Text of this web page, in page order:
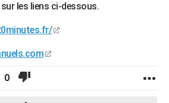
les liens ci-dessous.
0